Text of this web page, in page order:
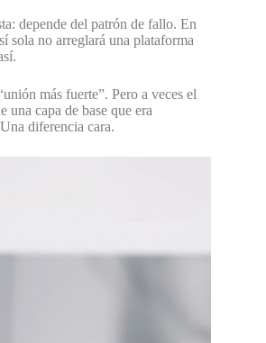
depende del patrón de fallo. En
sola no arreglará una plataforma
más fuerte”. Pero a veces el
una capa de base que era
diferencia cara.